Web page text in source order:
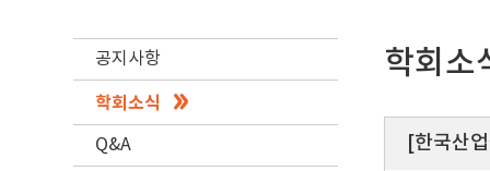
공지사항
학회소식
Q&A
학회소
[한국산